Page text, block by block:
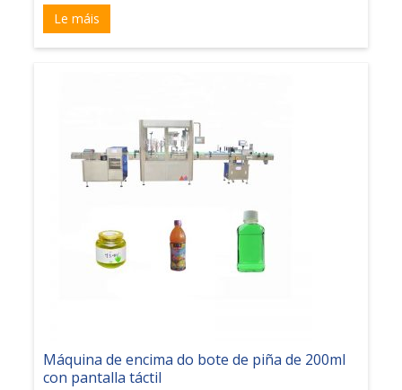
Le máis
Máquina de encima do bote de piña de 200ml
con pantalla táctil